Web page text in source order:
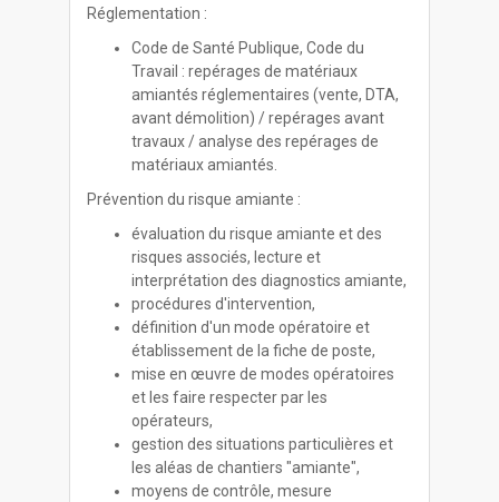
Réglementation :
Code de Santé Publique, Code du
Travail : repérages de matériaux
amiantés réglementaires (vente, DTA,
avant démolition) / repérages avant
travaux / analyse des repérages de
matériaux amiantés.
Prévention du risque amiante :
évaluation du risque amiante et des
risques associés, lecture et
interprétation des diagnostics amiante,
procédures d'intervention,
définition d'un mode opératoire et
établissement de la fiche de poste,
mise en œuvre de modes opératoires
et les faire respecter par les
opérateurs,
gestion des situations particulières et
les aléas de chantiers "amiante",
moyens de contrôle, mesure